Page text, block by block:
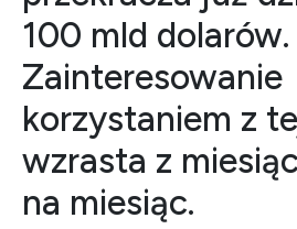
100 mld dolarów.
Zainteresowanie
korzystaniem z
wzrasta z
na miesiąc.